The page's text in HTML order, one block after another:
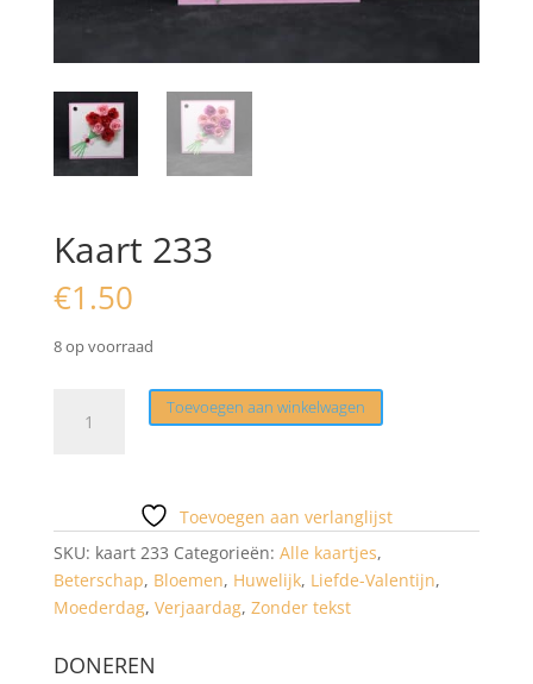
Kaart 233
€1.50
8 op voorraad
Toevoegen aan winkelwagen
Toevoegen aan verlanglijst
SKU: kaart 233 Categorieën: Alle kaartjes,
Beterschap, Bloemen, Huwelijk, Liefde-Valentijn,
Moederdag, Verjaardag, Zonder tekst
DONEREN